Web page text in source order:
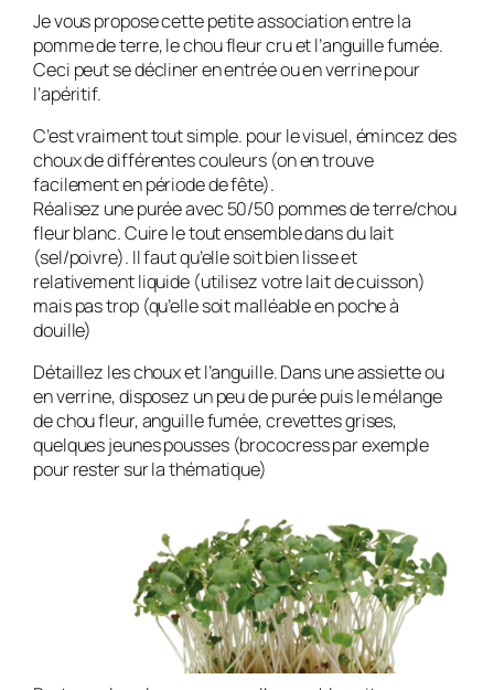
Je vous propose cette petite association entre la
pomme de terre, le chou fleur cru et l’anguille fumée.
Ceci peut se décliner en entrée ou en verrine pour
l’apéritif.
C’est vraiment tout simple. pour le visuel, émincez des
choux de différentes couleurs (on en trouve
facilement en période de fête).
Réalisez une purée avec 50/50 pommes de terre/chou
fleur blanc. Cuire le tout ensemble dans du lait
(sel/poivre). Il faut qu’elle soit bien lisse et
relativement liquide (utilisez votre lait de cuisson)
mais pas trop (qu’elle soit malléable en poche à
douille)
Détaillez les choux et l’anguille. Dans une assiette ou
en verrine, disposez un peu de purée puis le mélange
de chou fleur, anguille fumée, crevettes grises,
quelques jeunes pousses (brococress par exemple
pour rester sur la thématique)